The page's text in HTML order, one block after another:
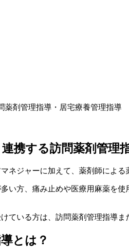
薬剤管理指導・居宅療養管理指導
携する訪問薬剤管理
ネジャーに加えて、薬剤師による
い方、痛み止めや医療用麻薬を
ている方は、訪問薬剤管理指導
とは？